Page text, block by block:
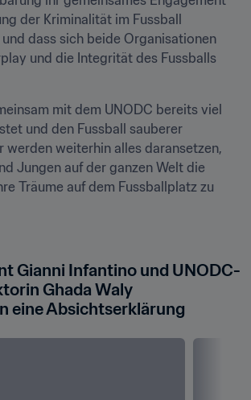
der Kriminalität im Fussball
dass sich beide Organisationen
und die Integrität des Fussballs
mit dem UNODC bereits viel
und den Fussball sauberer
werden weiterhin alles daransetzen,
Jungen auf der ganzen Welt die
Träume auf dem Fussballplatz zu
Gianni Infantino und UNODC-
Ghada Waly
eine Absichtserklärung